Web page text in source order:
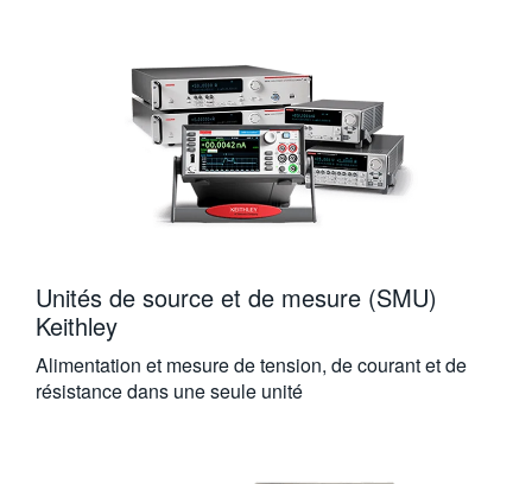
Unités de source et de mesure (SMU)
Keithley
Alimentation et mesure de tension, de courant et de
résistance dans une seule unité